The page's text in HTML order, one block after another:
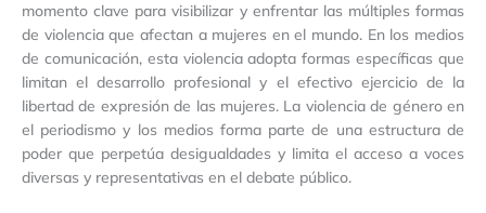
momento clave para visibilizar y enfrentar las múltiples formas
de violencia que afectan a mujeres en el mundo. En los medios
de comunicación, esta violencia adopta formas específicas que
limitan el desarrollo profesional y el efectivo ejercicio de la
libertad de expresión de las mujeres. La violencia de género en
el periodismo y los medios forma parte de una estructura de
poder que perpetúa desigualdades y limita el acceso a voces
diversas y representativas en el debate público.